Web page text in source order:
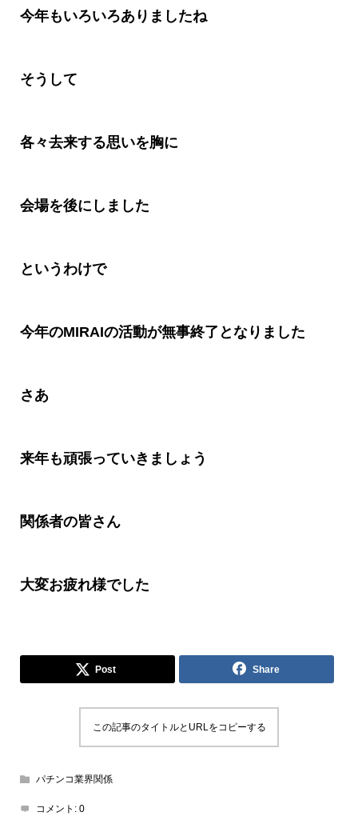
今年もいろいろありましたね
そうして
各々去来する思いを胸に
会場を後にしました
というわけで
今年のMIRAIの活動が無事終了となりました
さあ
来年も頑張っていきましょう
関係者の皆さん
大変お疲れ様でした
Post Share
この記事のタイトルとURLをコピーする
パチンコ業界関係
コメント: 0